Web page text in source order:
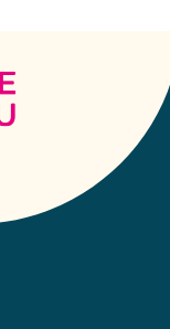
Terres
de
Montaigu